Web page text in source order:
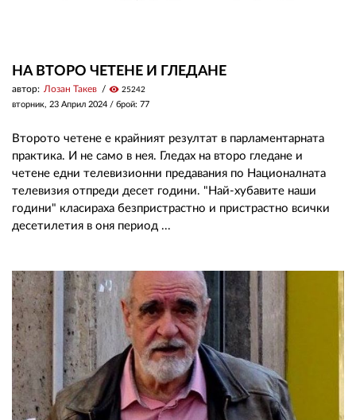
НА ВТОРО ЧЕТЕНЕ И ГЛЕДАНЕ
автор: Лозан Такев visibility 25242
вторник, 23 Април 2024 / брой: 77
Второто четене е крайният резултат в парламентарната
практика. И не само в нея. Гледах на второ гледане и
четене едни телевизионни предавания по Националната
телевизия отпреди десет години. "Най-хубавите наши
години" класираха безпристрастно и пристрастно всички
десетилетия в оня период ...